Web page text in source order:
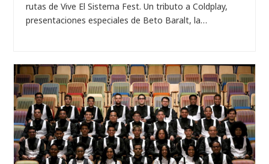
rutas de Vive El Sistema Fest. Un tributo a Coldplay,
presentaciones especiales de Beto Baralt, la…